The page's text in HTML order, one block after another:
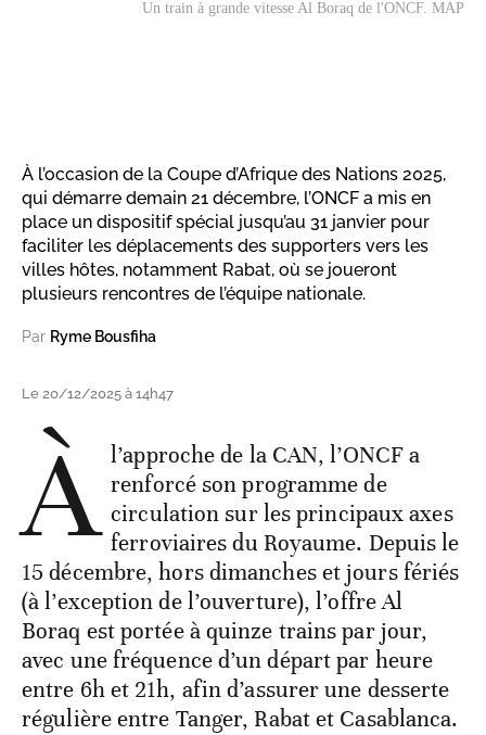
Un train à grande vitesse Al Boraq de l'ONCF. MAP
À l’occasion de la Coupe d’Afrique des Nations 2025,
qui démarre demain 21 décembre, l’ONCF a mis en
place un dispositif spécial jusqu’au 31 janvier pour
faciliter les déplacements des supporters vers les
villes hôtes, notamment Rabat, où se joueront
plusieurs rencontres de l’équipe nationale.
Par Ryme Bousfiha
Le 20/12/2025 à 14h47
À l’approche de la CAN, l’ONCF a
renforcé son programme de
circulation sur les principaux axes
ferroviaires du Royaume. Depuis le
15 décembre, hors dimanches et jours fériés
(à l’exception de l’ouverture), l’offre Al
Boraq est portée à quinze trains par jour,
avec une fréquence d’un départ par heure
entre 6h et 21h, afin d’assurer une desserte
régulière entre Tanger, Rabat et Casablanca.